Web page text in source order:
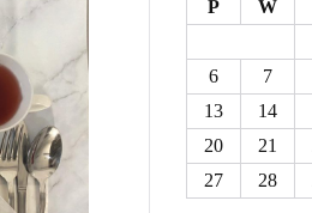
P
W
6
7
13
14
20
21
27
28